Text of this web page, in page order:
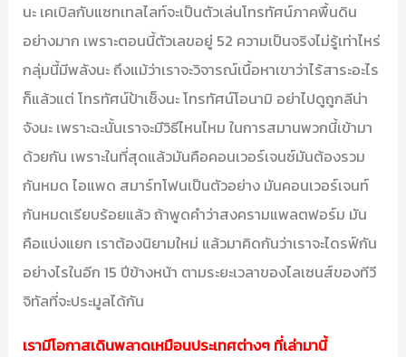
นะ เคเบิลกับแซทเทลไลท์จะเป็นตัวเล่นโทรทัศน์ภาคพื้นดิน
อย่างมาก เพราะตอนนี้ตัวเลขอยู่ 52 ความเป็นจริงไม่รู้เท่าไหร่
กลุ่มนี้มีพลังนะ ถึงแม้ว่าเราจะวิจารณ์เนื้อหาเขาว่าไร้สาระอะไร
ก็แล้วแต่ โทรทัศน์ป้าเช็งนะ โทรทัศน์โอนามิ อย่าไปดูถูกลีน่า
จังนะ เพราะฉะนั้นเราจะมีวิธีไหนไหม ในการสมานพวกนี้เข้ามา
ด้วยกัน เพราะในที่สุดแล้วมันคือคอนเวอร์เจนซ์มันต้องรวม
กันหมด ไอแพด สมาร์ทโฟนเป็นตัวอย่าง มันคอนเวอร์เจนท์
กันหมดเรียบร้อยแล้ว ถ้าพูดคำว่าสงครามแพลตฟอร์ม มัน
คือแบ่งแยก เราต้องนิยามใหม่ แล้วมาคิดกันว่าเราจะไดรฟ์กัน
อย่างไรในอีก 15 ปีข้างหน้า ตามระยะเวลาของไลเซนส์ของทีวี
จิทัลที่จะประมูลได้กัน
เรามีโอกาสเดินพลาดเหมือนประเทศต่างๆ ที่เล่ามานี้